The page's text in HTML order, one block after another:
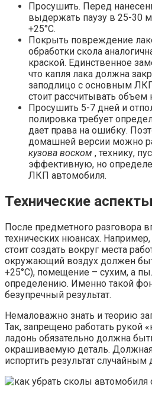
Просушить. Перед
выдержать паузу в 25-30
+25°C.
Покрыть повреждение
обработки скола
краской. Единственное
что капля лака должна
заподлицо с основным
стоит рассчитывать объем
Просушить 5-7 дней и
полировка требует
дает права на ошибку.
домашней версии можно
кузова воском , технику,
эффективную, но
ЛКП автомобиля.
Технические аспекты
После предметного разговора
технических нюансах.
стоит создать вокруг места
окружающий воздух должен
+25°C), помещение – сухим, а
определению. Именно такой
безупречный результат.
Немаловажно знать и теорию
Так, запрещено работать рукой
ладонь обязательно должна
окрашиваемую деталь.
испортить результат